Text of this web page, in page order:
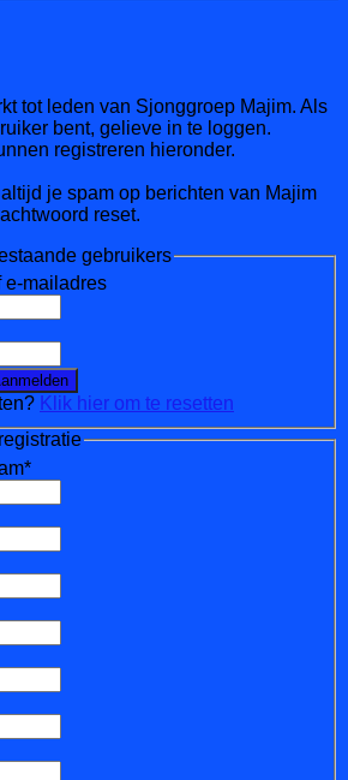
tot leden van Sjonggroep Majim. Als
bent, gelieve in te loggen.
registreren hieronder.
je spam op berichten van Majim
reset.
gebruikers
e-mailadres
Klik hier om te resetten
*